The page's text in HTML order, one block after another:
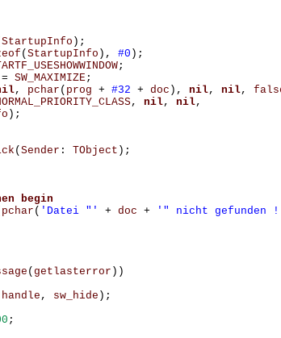
StartupInfo );
( StartupInfo ), #0 );
;
SW_MAXIMIZE;
, pchar ( prog + #32 + doc ), nil, nil,
, nil, nil,
);
( Sender : TObject );
begin
pchar ( 'Datei "' + doc + '" nicht gefunden
( getlasterror ))
handle , sw_hide );
;